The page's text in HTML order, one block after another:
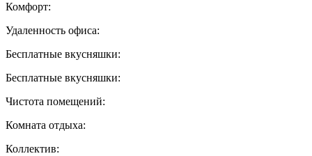
Комфорт:
Удаленность офиса:
Бесплатные вкусняшки:
Бесплатные вкусняшки:
Чистота помещений:
Комната отдыха:
Коллектив: